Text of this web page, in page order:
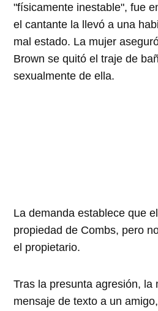
"físicamente inestable", fue
el cantante la llevó a una
mal estado. La mujer
Brown se quitó el traje de
sexualmente de ella.
La demanda establece que
propiedad de Combs, pero
el propietario.
Tras la presunta agresión, la
mensaje de texto a un